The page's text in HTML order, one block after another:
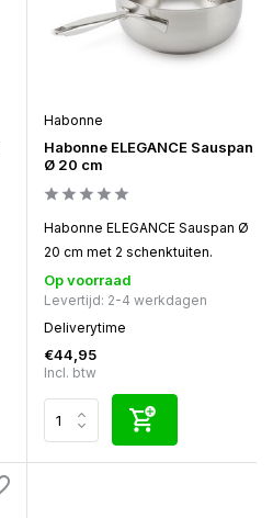
Habonne
Habonne ELEGANCE Sauspan
Ø 20 cm
Habonne ELEGANCE Sauspan Ø
20 cm met 2 schenktuiten.
Op voorraad
Levertijd: 2-4 werkdagen
Deliverytime
€44,95
Incl. btw